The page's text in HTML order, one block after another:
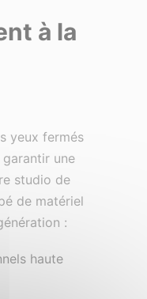
à la
yeux fermés
une
studio de
de matériel
:
haute